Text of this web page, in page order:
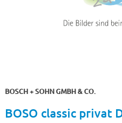
BOSCH + SOHN GMBH & CO.
BOSO classic privat